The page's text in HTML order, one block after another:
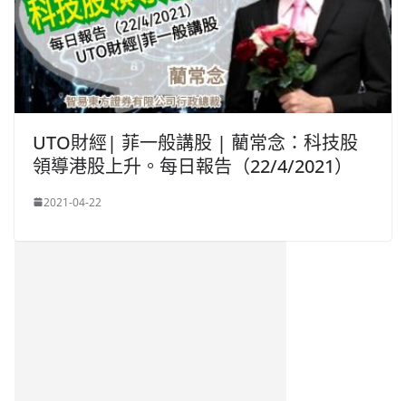
UTO財經| 菲一般講股 | 藺常念：科技股
領導港股上升。每日報告（22/4/2021）
2021-04-22